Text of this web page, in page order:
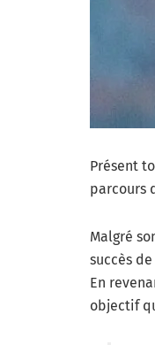
Présent
parcours
Malgré
succès
En
objectif